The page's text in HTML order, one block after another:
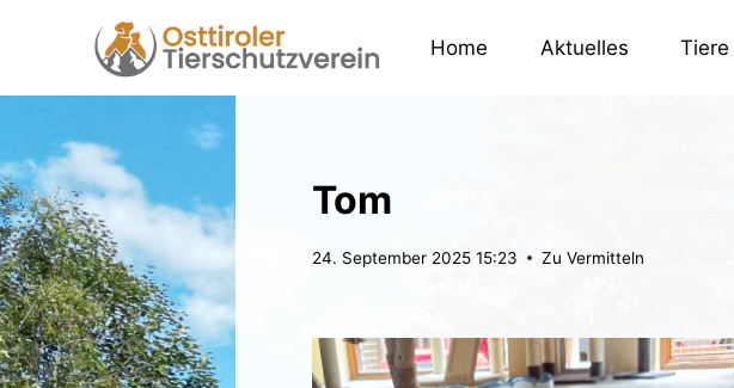
Home Aktuelles Tiere
Tom
24. September 2025 15:23 Zu Vermitteln